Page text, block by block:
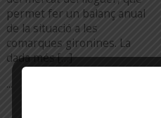
permet fer un balanç anual
de la situació a les
comarques gironines. La
dada més […]
...